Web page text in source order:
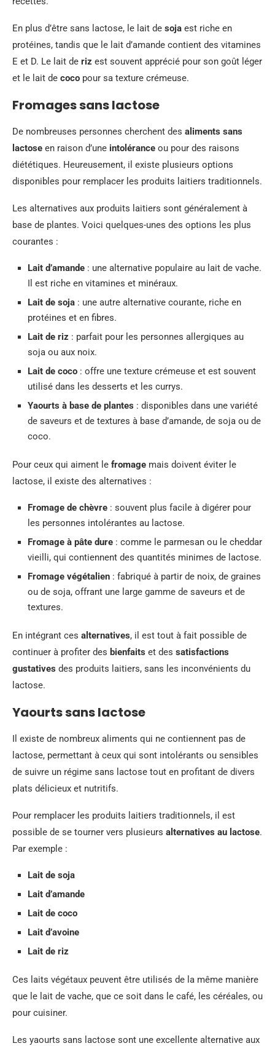
En plus d’être sans lactose, le lait de soja est riche en
protéines, tandis que le lait d’amande contient des vitamines
E et D. Le lait de riz est souvent apprécié pour son goût léger
et le lait de coco pour sa texture crémeuse.
Fromages sans lactose
De nombreuses personnes cherchent des aliments sans
lactose en raison d’une intolérance ou pour des raisons
diététiques. Heureusement, il existe plusieurs options
disponibles pour remplacer les produits laitiers traditionnels.
Les alternatives aux produits laitiers sont généralement à
base de plantes. Voici quelques-unes des options les plus
courantes :
Lait d’amande : une alternative populaire au lait de vache.
Il est riche en vitamines et minéraux.
Lait de soja : une autre alternative courante, riche en
protéines et en fibres.
Lait de riz : parfait pour les personnes allergiques au
soja ou aux noix.
Lait de coco : offre une texture crémeuse et est souvent
utilisé dans les desserts et les currys.
Yaourts à base de plantes : disponibles dans une variété
de saveurs et de textures à base d’amande, de soja ou de
coco.
Pour ceux qui aiment le fromage mais doivent éviter le
lactose, il existe des alternatives :
Fromage de chèvre : souvent plus facile à digérer pour
les personnes intolérantes au lactose.
Fromage à pâte dure : comme le parmesan ou le cheddar
vieilli, qui contiennent des quantités minimes de lactose.
Fromage végétalien : fabriqué à partir de noix, de graines
ou de soja, offrant une large gamme de saveurs et de
textures.
En intégrant ces alternatives, il est tout à fait possible de
continuer à profiter des bienfaits et des satisfactions
gustatives des produits laitiers, sans les inconvénients du
lactose.
Yaourts sans lactose
Il existe de nombreux aliments qui ne contiennent pas de
lactose, permettant à ceux qui sont intolérants ou sensibles
de suivre un régime sans lactose tout en profitant de divers
plats délicieux et nutritifs.
Pour remplacer les produits laitiers traditionnels, il est
possible de se tourner vers plusieurs alternatives au lactose.
Par exemple :
Lait de soja
Lait d’amande
Lait de coco
Lait d’avoine
Lait de riz
Ces laits végétaux peuvent être utilisés de la même manière
que le lait de vache, que ce soit dans le café, les céréales, ou
pour cuisiner.
Les yaourts sans lactose sont une excellente alternative aux